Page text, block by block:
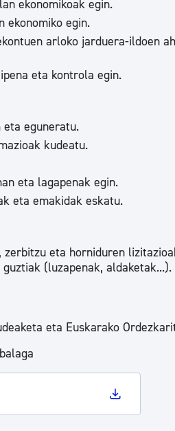
Aktualitatea
Albisteak
ekonomikoak egin.
ekonomiko egin.
arloko jarduera-ildoen
eta kontrola egin.
eta eguneratu.
kudeatu.
eta lagapenak egin.
eta emakidak eskatu.
eta horniduren
(luzapenak, aldaketak...).
eta Euskarako